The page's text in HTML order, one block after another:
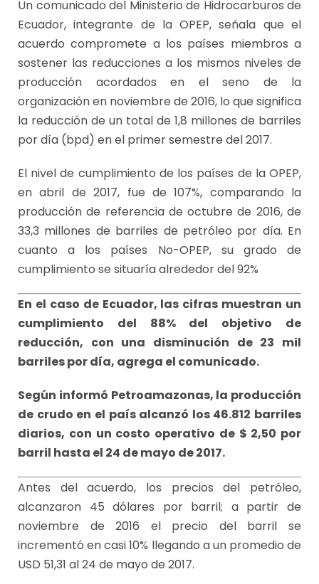
Un comunicado del Ministerio de Hidrocarburos de
Ecuador, integrante de la OPEP, señala que el
acuerdo compromete a los países miembros a
sostener las reducciones a los mismos niveles de
producción acordados en el seno de la
organización en noviembre de 2016, lo que significa
la reducción de un total de 1,8 millones de barriles
por día (bpd) en el primer semestre del 2017.
El nivel de cumplimiento de los países de la OPEP,
en abril de 2017, fue de 107%, comparando la
producción de referencia de octubre de 2016, de
33,3 millones de barriles de petróleo por día. En
cuanto a los países No-OPEP, su grado de
cumplimiento se situaría alrededor del 92%
En el caso de Ecuador, las cifras muestran un
cumplimiento del 88% del objetivo de
reducción, con una disminución de 23 mil
barriles por día, agrega el comunicado.
Según informó Petroamazonas, la producción
de crudo en el país alcanzó los 46.812 barriles
diarios, con un costo operativo de $ 2,50 por
barril hasta el 24 de mayo de 2017.
Antes del acuerdo, los precios del petróleo,
alcanzaron 45 dólares por barril; a partir de
noviembre de 2016 el precio del barril se
incrementó en casi 10% llegando a un promedio de
USD 51,31 al 24 de mayo de 2017.